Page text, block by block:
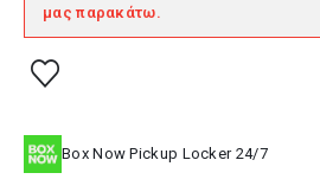
μας παρακάτω.
Box Now Pickup Locker 24/7